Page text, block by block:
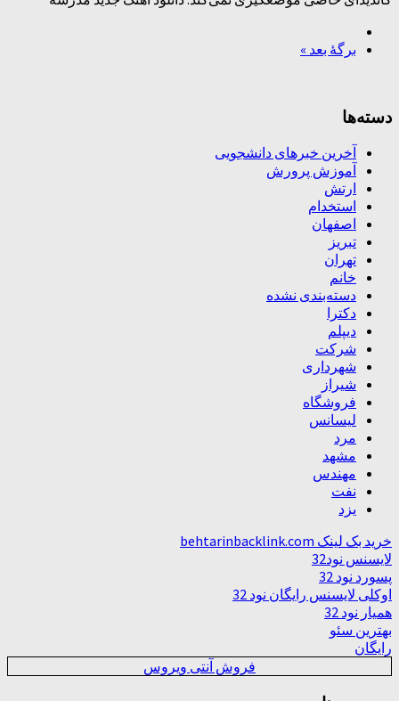
برگهٔ بعد »
دسته‌ها
آخرین خبرهای دانشجویی
آموزش پرورش
ارتش
استخدام
اصفهان
تبریز
تهران
خانم
دسته‌بندی نشده
دکترا
دیپلم
شرکت
شهرداری
شیراز
فروشگاه
لیسانس
مرد
مشهد
مهندس
نفت
یزد
خرید بک لینک behtarinbacklink.com
لایسنس نود32
پسورد نود 32
اوکلی لایسنس رایگان نود 32
همیار نود 32
بهترین سئو
رایگان
فروش آنتی ویروس